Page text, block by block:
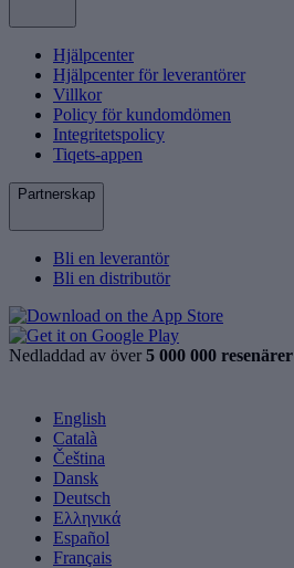
Hjälpcenter
Hjälpcenter för leverantörer
Villkor
Policy för kundomdömen
Integritetspolicy
Tiqets-appen
Partnerskap
Bli en leverantör
Bli en distributör
Nedladdad av över 5 000 000 resenärer
English
Català
Čeština
Dansk
Deutsch
Ελληνικά
Español
Français